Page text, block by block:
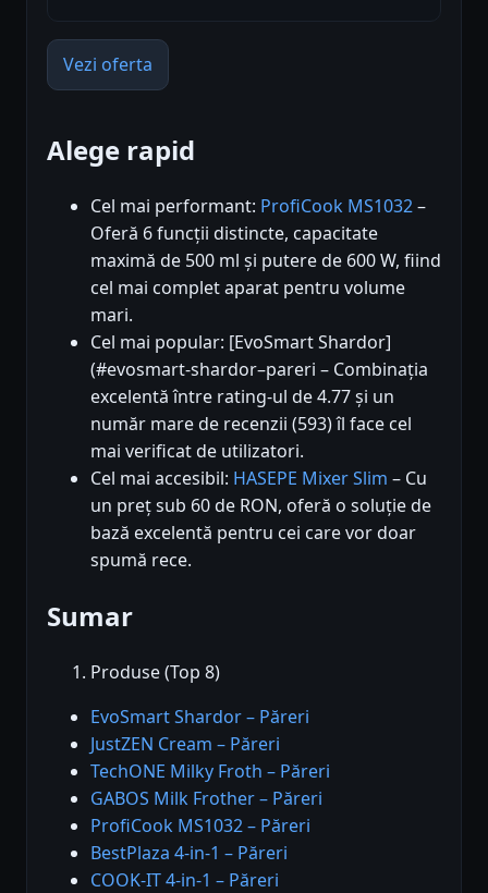
Vezi oferta
Alege rapid
Cel mai performant: ProfiCook MS1032–
Oferă 6 funcții distincte, capacitate
maximă de 500 ml și putere de 600 W, fiind
cel mai complet aparat pentru volume
mari.
Cel mai popular: [EvoSmart Shardor]
(#evosmart-shardor–pareri – Combinația
excelentă între rating-ul de 4.77 și un
număr mare de recenzii (593) îl face cel
mai verificat de utilizatori.
Cel mai accesibil: HASEPE Mixer Slim – Cu
un preț sub 60 de RON, oferă o soluție de
bază excelentă pentru cei care vor doar
spumă rece.
Sumar
Produse (Top 8)
EvoSmart Shardor – Păreri
JustZEN Cream – Păreri
TechONE Milky Froth – Păreri
GABOS Milk Frother – Păreri
ProfiCook MS1032 – Păreri
BestPlaza 4-in-1 – Păreri
COOK-IT 4-in-1 – Păreri